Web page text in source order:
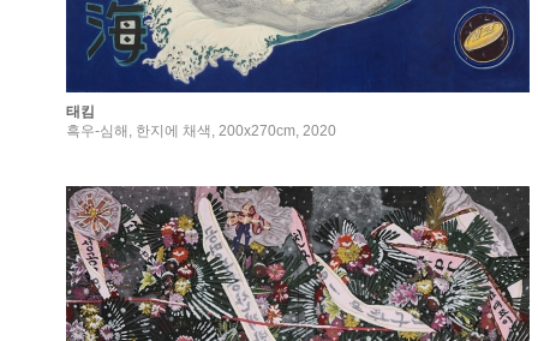
태킴
흑우-심해, 한지에 채색, 200x270cm, 2020